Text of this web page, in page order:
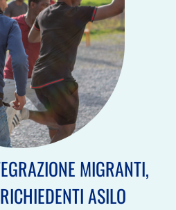
MIGRANTI,
ASILO